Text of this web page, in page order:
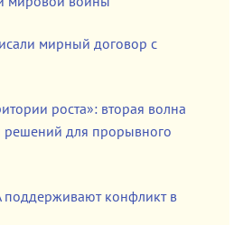
мирный договор с
роста»: вторая волна
решений для прорывного
конфликт в